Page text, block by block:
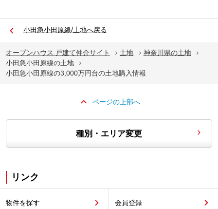
小田急小田原線/土地へ戻る
オープンハウス 戸建て仲介サイト 土地
神奈川県の土地
小田急小田原線の土地
小田急小田原線の3,000万円台の土地購入情報
ページの上部へ
種別・エリア変更
リンク
物件を探す 会員登録